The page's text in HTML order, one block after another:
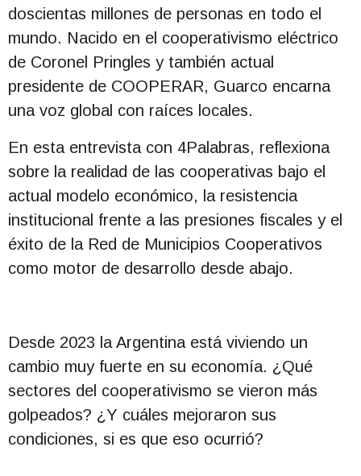
doscientas millones de personas en todo el
mundo. Nacido en el cooperativismo eléctrico
de Coronel Pringles y también actual
presidente de COOPERAR, Guarco encarna
una voz global con raíces locales.
En esta entrevista con 4Palabras, reflexiona
sobre la realidad de las cooperativas bajo el
actual modelo económico, la resistencia
institucional frente a las presiones fiscales y el
éxito de la Red de Municipios Cooperativos
como motor de desarrollo desde abajo.
Desde 2023 la Argentina está viviendo un
cambio muy fuerte en su economía. ¿Qué
sectores del cooperativismo se vieron más
golpeados? ¿Y cuáles mejoraron sus
condiciones, si es que eso ocurrió?